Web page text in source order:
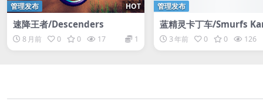
HOT
管理发布
速降王者/Descenders
8 月前 0 0 17 1
管理发布
蓝精灵卡丁车/Smurfs
3 年前 0 0 126